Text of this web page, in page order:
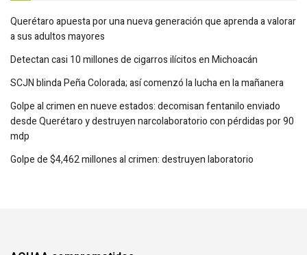
Querétaro apuesta por una nueva generación que aprenda a valorar
a sus adultos mayores
Detectan casi 10 millones de cigarros ilícitos en Michoacán
SCJN blinda Peña Colorada; así comenzó la lucha en la mañanera
Golpe al crimen en nueve estados: decomisan fentanilo enviado
desde Querétaro y destruyen narcolaboratorio con pérdidas por 90
mdp
Golpe de $4,462 millones al crimen: destruyen laboratorio